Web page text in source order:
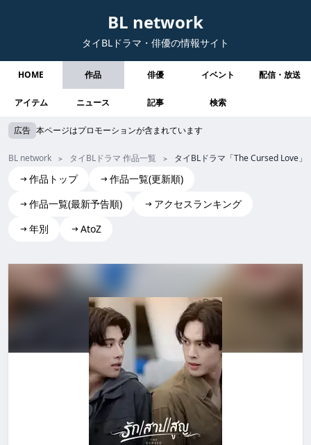
BL network
タイBLドラマ・俳優の情報サイト
HOME 作品 俳優 イベント 配信・放送
アイテム ニュース 記事 検索
広告 本ページはプロモーションが含まれています
BL network タイBLドラマ 作品一覧 タイBLドラマ「The Cursed Love
作品トップ
作品一覧(更新順)
作品一覧(最新予告順)
アクセスランキング
年別
AtoZ
The Cursed Love
The Cursed Love the cursed love TheCursedLove The